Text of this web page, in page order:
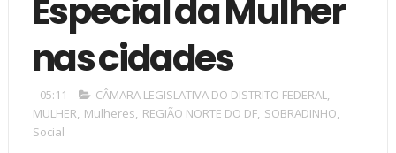
Especial da Mulher
nas cidades
05:11 CÂMARA LEGISLATIVA DO DISTRITO FEDERAL,
MULHER, Mulheres, REGIÃO NORTE DO DF, SOBRADINHO,
Social